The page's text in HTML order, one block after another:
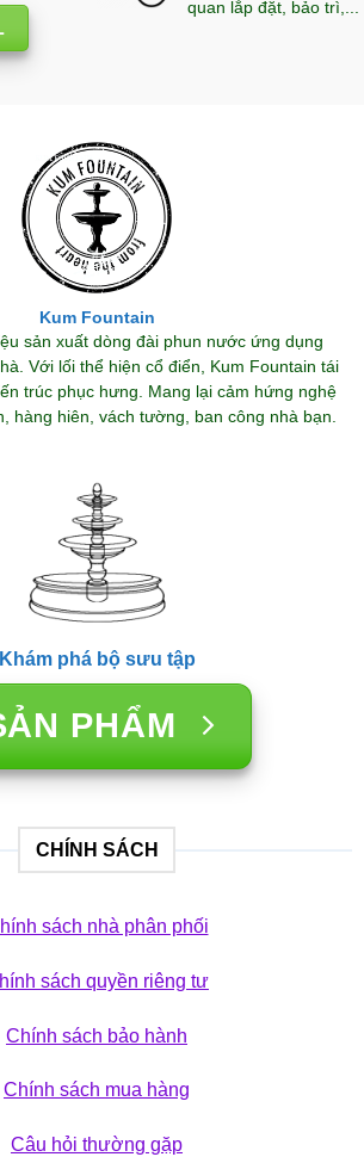
quan lắp đặt, bảo trì,...
Kum Fountain
sản xuất dòng đài phun nước ứng dụng
Với lối thể hiện cổ điển, Kum Fountain tái
trúc phục hưng. Mang lại cảm hứng nghệ
hàng hiên, vách tường, ban công nhà bạn.
Khám phá bộ sưu tập
PHẨM
CHÍNH SÁCH
sách nhà phân phối
sách quyền riêng tư
Chính sách bảo hành
Chính sách mua hàng
Câu hỏi thường gặp